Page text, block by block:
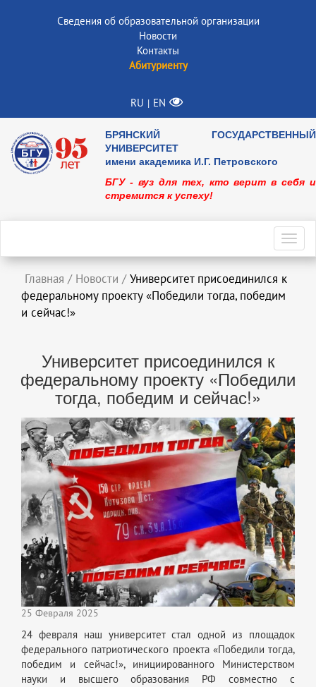
Сведения об образовательной организации
Новости
Контакты
Абитуриенту
RU | EN
БРЯНСКИЙ ГОСУДАРСТВЕННЫЙ
УНИВЕРСИТЕТ
имени академика И.Г. Петровского
БГУ - вуз для тех, кто верит в себя и
стремится к успеху!
Главная / Новости / Университет присоединился к
федеральному проекту «Победили тогда, победим
и сейчас!»
Университет присоединился к
федеральному проекту «Победили
тогда, победим и сейчас!»
25 Февраля 2025
24 февраля наш университет стал одной из площадок
федерального патриотического проекта «Победили тогда,
победим и сейчас!», инициированного Министерством
науки и высшего образования РФ совместно с